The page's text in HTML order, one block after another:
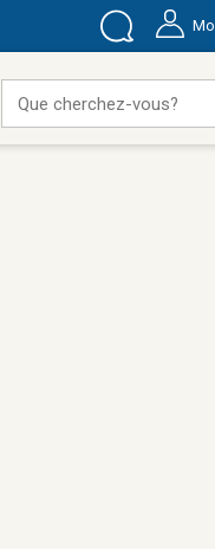
Que cherchez-vous?